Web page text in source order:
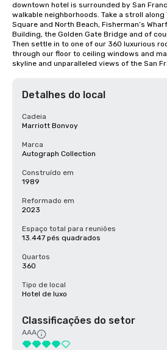
downtown hotel is surrounded by San
walkable neighborhoods. Take a stroll along
Square and North Beach, Fisherman’s
Building, the Golden Gate Bridge and of
Then settle in to one of our 360 luxurious
through our floor to ceiling windows and
skyline and unparalleled views of the San
Detalhes do local
Cadeia
Marriott Bonvoy
Marca
Autograph Collection
Construído em
1989
Reformado em
2023
Espaço total para reuniões
13.447 pés quadrados
Quartos
360
Tipo de local
Hotel de luxo
Classificações do setor
AAA